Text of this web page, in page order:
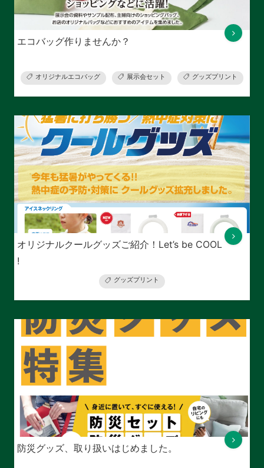
エコバッグ作りませんか？
オリジナルエコバッグ 展示会セット グッズプリント
オリジナルクールグッズご紹介！Let’s be COOL
!
グッズプリント
防災グッズ、取り扱いはじめました。